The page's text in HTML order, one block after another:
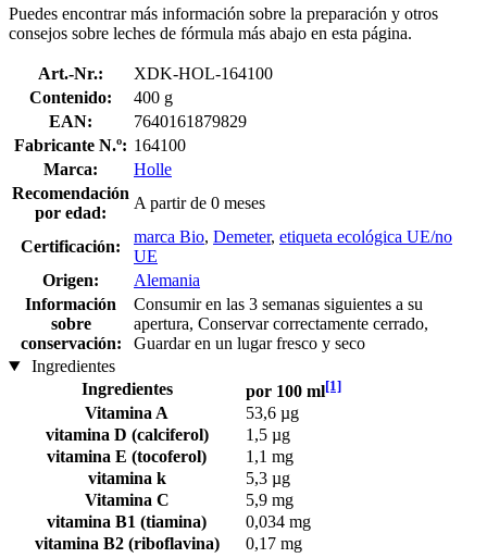
Puedes encontrar más información sobre la preparación y otros
consejos sobre leches de fórmula más abajo en esta página.
Art.-Nr.:
XDK-HOL-164100
Contenido:
400 g
EAN:
7640161879829
Fabricante N.º: 164100
Marca:
Holle
Recomendación
por edad:
A partir de 0 meses
Certificación:
marca Bio, Demeter, etiqueta ecológica UE/no
UE
Origen:
Alemania
Información
sobre
conservación:
Consumir en las 3 semanas siguientes a su
apertura, Conservar correctamente cerrado,
Guardar en un lugar fresco y seco
Ingredientes
Ingredientes
por 100 ml[1]
Vitamina A
53,6 µg
vitamina D (calciferol)
1,5 µg
vitamina E (tocoferol)
1,1 mg
vitamina k
5,3 µg
Vitamina C
5,9 mg
vitamina B1 (tiamina)
0,034 mg
vitamina B2 (riboflavina)
0,17 mg